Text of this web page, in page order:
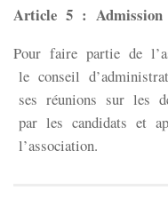
Article 5 : Admission
Pour faire partie de
le conseil
ses réunions sur les
par les candidats et
l’association.